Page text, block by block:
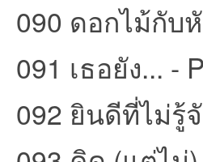
090 ดอกไม้กับ
091 เธอยัง... -
092 ยินดีที่ไม่รู้